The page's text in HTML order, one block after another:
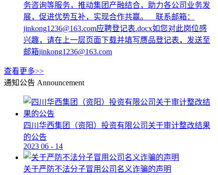
务咨询等服务，推动集团产融结合，助力各公司业务发
展，促进优势互补，实现合作共赢。 联系邮箱：
jinkong1236@163.com应聘登记表.docx如您对此岗位感
兴趣，请在上一层页面下载并填写赝品登记表，发送至
邮箱jinkong1236@163.com
查看更多>>
通知公告 Announcement
四川华西集团（资阳）投资有限公司关于审计整改结果
的公告
2023 06 - 14
关于严防不法分子冒用公司名义诈骗的声明